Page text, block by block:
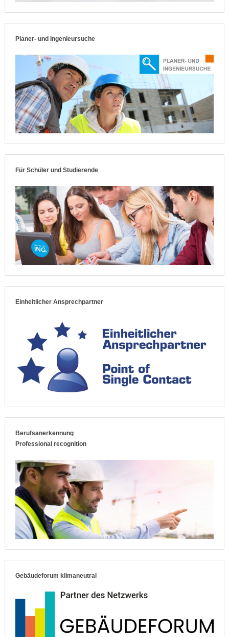
Planer- und Ingenieursuche
Für Schüler und Studierende
Einheitlicher Ansprechpartner
Berufsanerkennung
Professional recognition
Gebäudeforum klimaneutral